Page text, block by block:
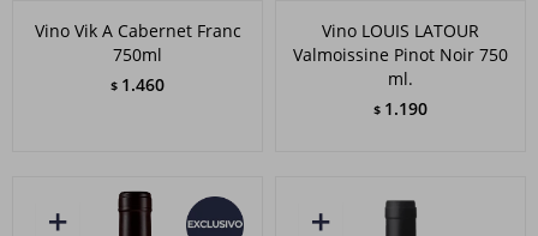
Vino Vik A Cabernet Franc
750ml
$ 1.460
Vino LOUIS LATOUR
Valmoissine Pinot Noir 750
ml.
$ 1.190